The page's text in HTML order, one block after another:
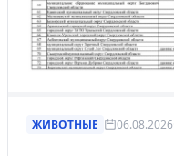
ЖИВОТНЫЕ 06.08.2026